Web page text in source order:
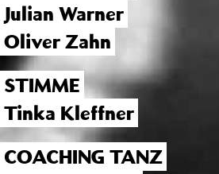
Julian Warner
Oliver Zahn
STIMME
Tinka Kleffner
COACHING TANZ